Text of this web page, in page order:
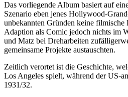
Das vorliegende Album basiert auf
Szenario eben jenes Hollywood-
unbekannten Gründen keine filmische
Adaption als Comic jedoch nichts im
und Matz bei Dreharbeiten
gemeinsame Projekte austauschten.
Zeitlich verortet ist die Geschichte,
Los Angeles spielt, während der US-
1931/32.